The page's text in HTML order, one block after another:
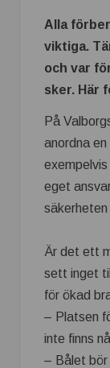
Alla
viktiga.
och var
sker. Här
På
anordna
eget
Är det ett
sett inget
för ökad
– Platsen
inte finns
– Bålet bör